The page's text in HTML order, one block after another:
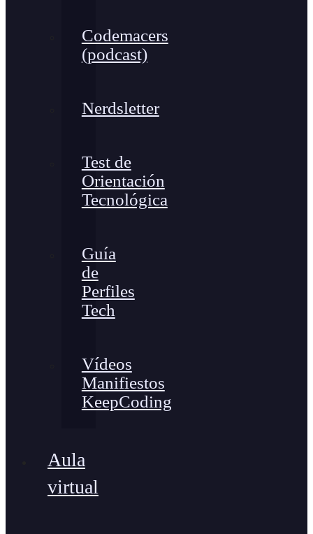
Codemacers
(podcast)
Nerdsletter
Test de
Orientación
Tecnológica
Guía
de
Perfiles
Tech
Vídeos
Manifiestos
KeepCoding
Aula
virtual